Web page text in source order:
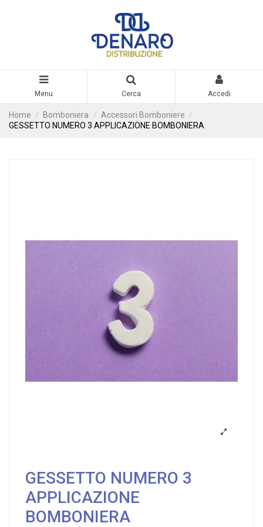
Menu Cerca Accedi
Home Bomboniera
Accessori Bomboniere
GESSETTO NUMERO 3 APPLICAZIONE BOMBONIERA
GESSETTO NUMERO 3
APPLICAZIONE
BOMBONIERA